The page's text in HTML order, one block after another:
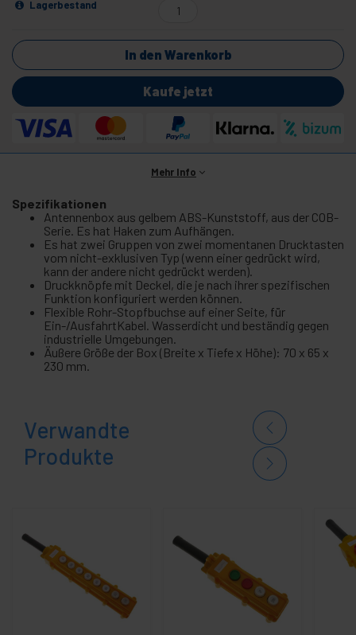
Lagerbestand
In den Warenkorb
Kaufe jetzt
Mehr Info
Spezifikationen
Antennenbox aus gelbem ABS-Kunststoff, aus der COB-
Serie. Es hat Haken zum Aufhängen.
Es hat zwei Gruppen von zwei momentanen Drucktasten
vom nicht-exklusiven Typ (wenn einer gedrückt wird,
kann der andere nicht gedrückt werden).
Druckknöpfe mit Deckel, die je nach ihrer spezifischen
Funktion konfiguriert werden können.
Flexible Rohr-Stopfbuchse auf einer Seite, für
Ein-/AusfahrtKabel. Wasserdicht und beständig gegen
industrielle Umgebungen.
Äußere Größe der Box (Breite x Tiefe x Höhe): 70 x 65 x
230 mm.
Verwandte
Produkte